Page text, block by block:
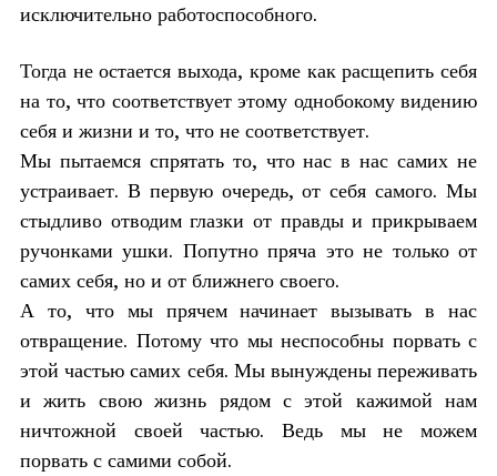
исключительно работоспособного.
Тогда не остается выхода, кроме как расщепить себя
на то, что соответствует этому однобокому видению
себя и жизни и то, что не соответствует.
Мы пытаемся спрятать то, что нас в нас самих не
устраивает. В первую очередь, от себя самого. Мы
стыдливо отводим глазки от правды и прикрываем
ручонками ушки. Попутно пряча это не только от
самих себя, но и от ближнего своего.
А то, что мы прячем начинает вызывать в нас
отвращение. Потому что мы неспособны порвать с
этой частью самих себя. Мы вынуждены переживать
и жить свою жизнь рядом с этой кажимой нам
ничтожной своей частью. Ведь мы не можем
порвать с самими собой.